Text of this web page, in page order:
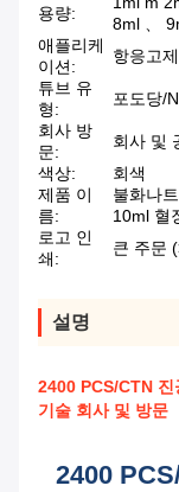
용량:
8ml 、
애플리케
이션:
항응고
튜브 유
형:
포도당/
회사 방
문:
회사 및
색상:
회색
제품 이
름:
불화나
10ml 혈
로고 인
쇄:
큰 주문
설명
2400 PCS/CTN 진
기술 회사 및 방문
2400